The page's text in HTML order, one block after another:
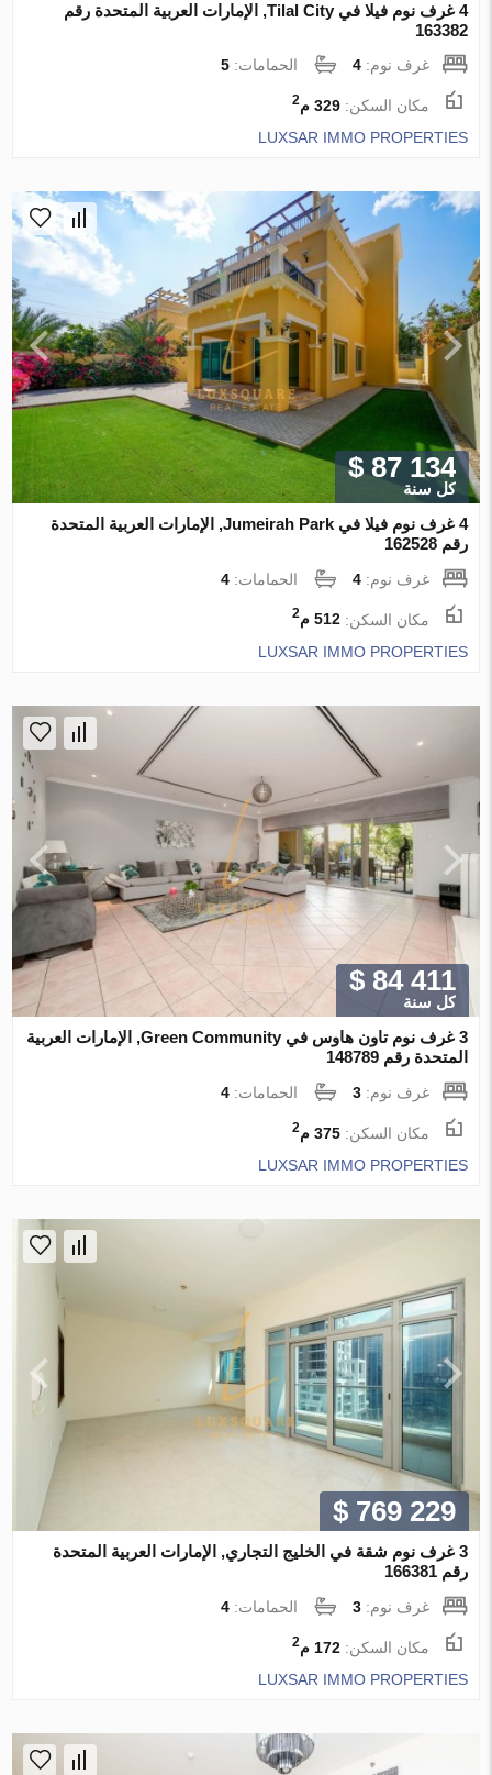
4 غرف نوم فيلا في Tilal City, الإمارات العربية المتحدة رقم
163382
غرف نوم:4 الحمامات:5
مكان السكن:329 م 2
LUXSAR IMMO PROPERTIES
$ 87 134
كل سنة
4 غرف نوم فيلا في Jumeirah Park, الإمارات العربية المتحدة
رقم 162528
غرف نوم:4 الحمامات:4
مكان السكن:512 م 2
LUXSAR IMMO PROPERTIES
$ 84 411
كل سنة
3 غرف نوم تاون هاوس في Green Community, الإمارات العربية
المتحدة رقم 148789
غرف نوم:3 الحمامات:4
مكان السكن:375 م 2
LUXSAR IMMO PROPERTIES
$ 769 229
3 غرف نوم شقة في الخليج التجاري, الإمارات العربية المتحدة
رقم 166381
غرف نوم:3 الحمامات:4
مكان السكن:172 م 2
LUXSAR IMMO PROPERTIES